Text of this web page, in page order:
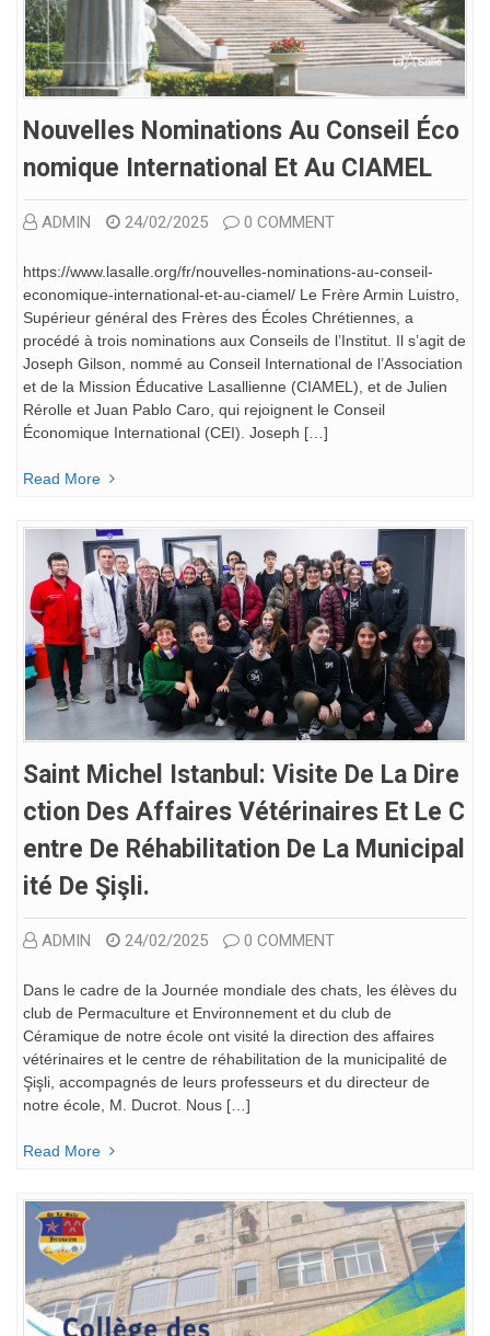
Nouvelles Nominations Au Conseil Éco
Nomique International Et Au CIAMEL
ADMIN 24/02/2025 0 COMMENT
https://www.lasalle.org/fr/nouvelles-nominations-au-conseil-
economique-international-et-au-ciamel/ Le Frère Armin Luistro,
Supérieur général des Frères des Écoles Chrétiennes, a
procédé à trois nominations aux Conseils de l’Institut. Il s’agit de
Joseph Gilson, nommé au Conseil International de l’Association
et de la Mission Éducative Lasallienne (CIAMEL), et de Julien
Rérolle et Juan Pablo Caro, qui rejoignent le Conseil
Économique International (CEI). Joseph […]
Read More
Saint Michel Istanbul: Visite De La Dire
Ction Des Affaires Vétérinaires Et Le C
Entre De Réhabilitation De La Municipal
Ité De Şişli.
ADMIN 24/02/2025 0 COMMENT
Dans le cadre de la Journée mondiale des chats, les élèves du
club de Permaculture et Environnement et du club de
Céramique de notre école ont visité la direction des affaires
vétérinaires et le centre de réhabilitation de la municipalité de
Şişli, accompagnés de leurs professeurs et du directeur de
notre école, M. Ducrot. Nous […]
Read More